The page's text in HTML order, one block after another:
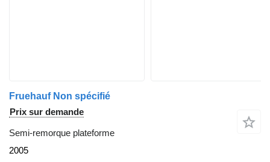
Fruehauf Non spécifié
Prix sur demande
Semi-remorque plateforme
2005